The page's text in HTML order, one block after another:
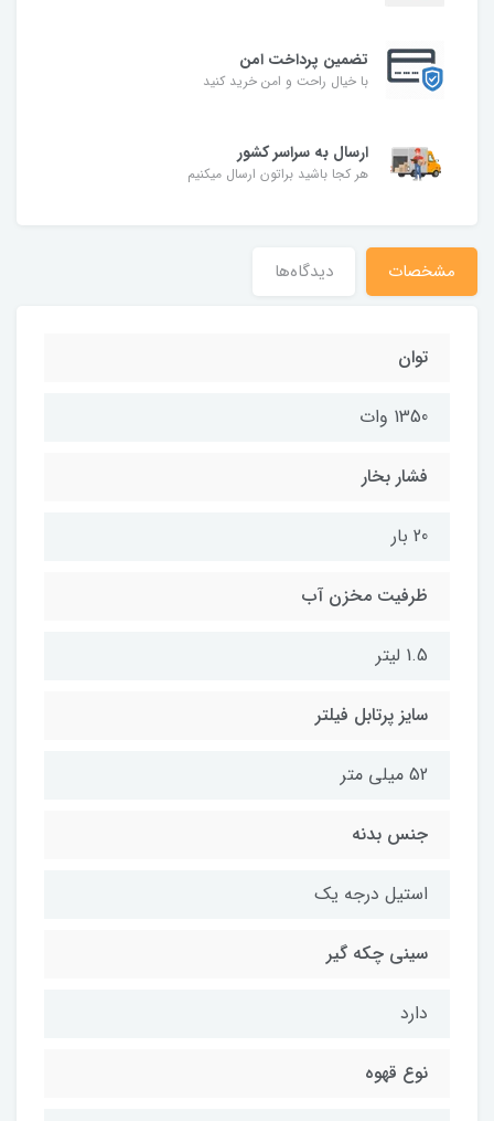
تضمین پرداخت امن
با خیال راحت و امن خرید کنید
ارسال به سراسر کشور
هر کجا باشید براتون ارسال میکنیم
مشخصات دیدگاه‌ها
توان
1350 وات
فشار بخار
20 بار
ظرفیت مخزن آب
1.5 لیتر
سایز پرتابل فیلتر
52 میلی متر
جنس بدنه
استیل درجه یک
سینی چکه گیر
دارد
نوع قهوه